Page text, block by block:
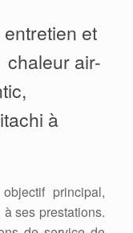
et
air-
à
principal,
ses prestations.